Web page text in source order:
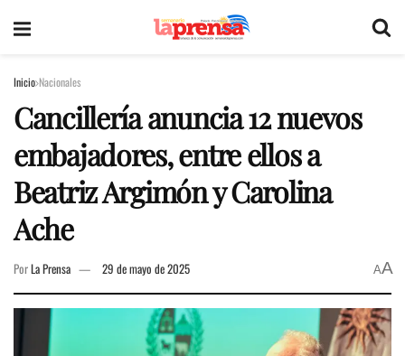
Inicio Nacionales
Cancillería anuncia 12 nuevos
embajadores, entre ellos a
Beatriz Argimón y Carolina
Ache
PorLa Prensa 29 de mayo de 2025 AA